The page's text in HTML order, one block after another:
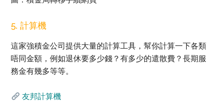
5. 計算機
這家強積金公司提供大量的計算工具，幫你計算一下各類
唔同金額，例如退休要多少錢？有多少的遣散費？長期服
務金有幾多等等。
友邦計算機